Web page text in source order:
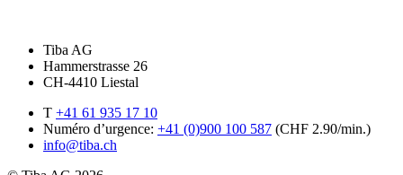
Tiba AG
Hammerstrasse 26
CH-4410 Liestal
T +41 61 935 17 10
Numéro d’urgence: +41 (0)900 100 587 (CHF 2.90/min.)
info@tiba.ch